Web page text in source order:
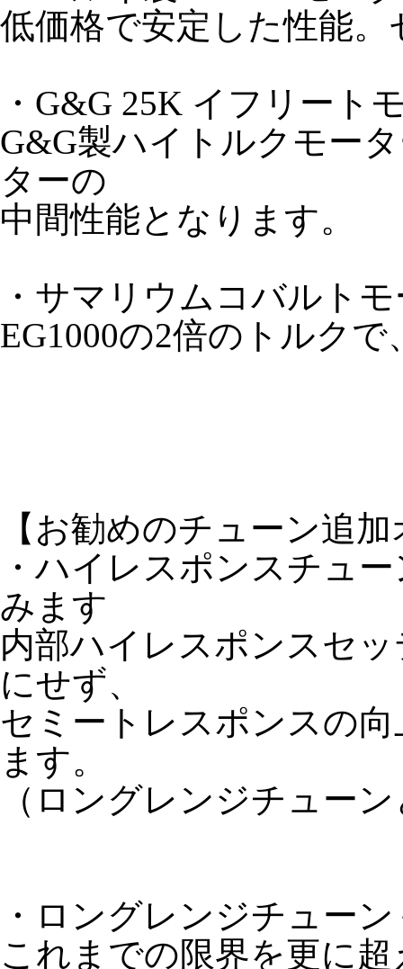
低価格で安定した性能
・G&G 25K イフリート
G&G製ハイトルクモー
ターの
中間性能となります。
・サマリウムコバルト
EG1000の2倍のトルク
【お勧めのチューン追
・ハイレスポンスチュ
みます
内部ハイレスポンスセ
にせず、
セミートレスポンスの
ます。
（ロングレンジチュー
・ロングレンジチュー
これまでの限界を更に